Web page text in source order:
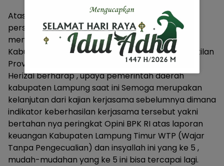
Atas penuturan Bupati Lampung Timur dan
persetujuan DPRD Lampung Timur, untuk
mendatangani Kesepakatan antara Pemerintah
Kabupaten Lampung Timur dengan BPKP Perwakilan
Provinsi.
Herizal berharap , upaya pemerintah daerah
kabupaten Lampung saat ini Semoga merupakan
kelanjutan dari kajian kerjasama sebelumnya dimana
indikator keberhasilan kerjasama tersebut yakni
bertahan nya peringkat Opini BPK RI atas laporan
keuangan Kabupaten Lampung Timur WTP (Wajar
Tanpa Pengecualian) dan insyallah ini yang ke 5 ,
mudah-mudahan yang ke 5 ini bisa tercapai lagi.